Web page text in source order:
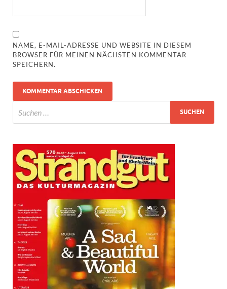
NAME, E-MAIL-ADRESSE UND WEBSITE IN DIESEM
BROWSER FÜR MEINEN NÄCHSTEN KOMMENTAR
SPEICHERN.